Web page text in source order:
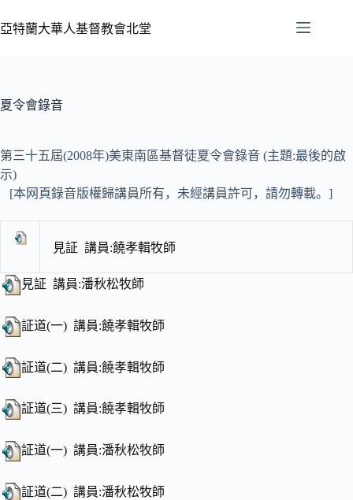
亞特蘭大華人基督教會北堂
夏令會錄音
第三十五屆(2008年)美東南區基督徒夏令會錄音 (主題:最後的啟
示)
[本网頁錄音版權歸講員所有，未經講員許可，請勿轉載。]
見証 講員:饒孝輯牧師
見証 講員:潘秋松牧師
証道(一) 講員:饒孝輯牧師
証道(二) 講員:饒孝輯牧師
証道(三) 講員:饒孝輯牧師
証道(一) 講員:潘秋松牧師
証道(二) 講員:潘秋松牧師